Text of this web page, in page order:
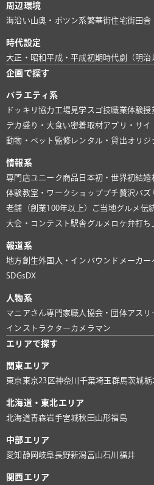
周辺環境
海沿い山奥・ポツン系繁華街住宅街田舎
時代設定
大正・昭和平成・平成初期時代劇（明治
企画で探す
バラエティ系
ドッキリ協力 工場見学 スゴ技職業体験授
デカ盛り・大食い密着取材アプリ・サイ
動物・ペット 監修レンタル・貸出オリジ
情報系
専門店ユニーク商品 日本初・世界初結婚
体験教室・ワークショッププチ贅沢 バズ
老舗（創業100年以上）
ご当地グルメ 伝
大会・コンテスト 駅舎グルメ ロケ弁打ち
報道系
地方創生外国人・インバウンド メーカー
SDGsDX
人物系
マニアさん専門家職人 協会・団体アスリ
インストラクターカメラマン
エリアで探す
関東エリア
東京東京23区神奈川 千葉埼玉群馬茨城栃
北海道・東北エリア
北海道青森岩手宮城秋田 山形福島
中部エリア
愛知 静岡 岐阜長野新潟富山石川 福井
関西エリア